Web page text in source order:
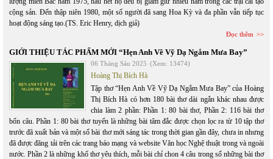
cộng sản. Đến thập niên 1980, một số người đã sang Hoa Kỳ và đa phần vẫn tiếp tục
hoạt động sáng tạo.(TS. Eric Henry, dịch giả)
Đọc thêm
GIỚI THIỆU TÁC PHẨM MỚI “Hẹn Anh Về Vỹ Dạ Ngắm Mưa Bay”
06 Tháng Sáu 2025 (Xem: 13474)
Hoàng Thị Bích Hà
Tập thơ “Hẹn Anh Về Vỹ Dạ Ngắm Mưa Bay” của Hoàng
Thị Bích Hà có hơn 180 bài thơ dài ngắn khác nhau được
chia làm 2 phần: Phần 1: 80 bài thơ, Phần 2: 116 bài thơ
bốn câu. Phần 1: 80 bài thơ tuyển là những bài tâm đắc được chọn lọc ra từ 10 tập thơ
trước đã xuất bản và một số bài thơ mới sáng tác trong thời gian gần đây, chưa in nhưng
đã được đăng tải trên các trang báo mạng và website Văn học Nghệ thuật trong và ngoài
nước. Phần 2 là những khổ thơ yêu thích, mỗi bài chỉ chon 4 câu trong số những bài thơ